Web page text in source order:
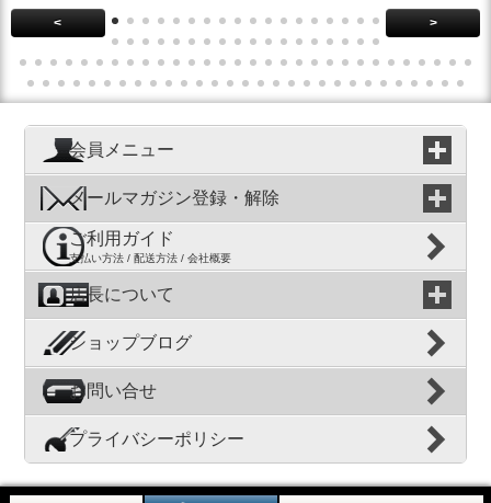
< >
会員メニュー
メールマガジン登録・解除
ご利用ガイド
支払い方法 / 配送方法 / 会社概要
店長について
ショップブログ
お問い合せ
プライバシーポリシー